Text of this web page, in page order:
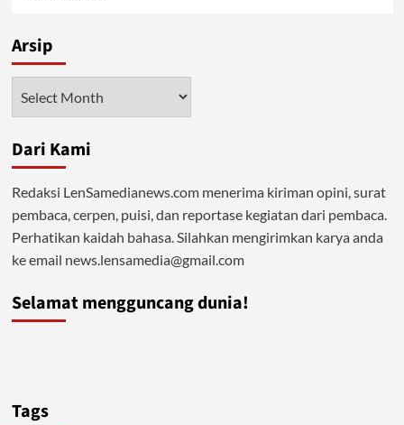
Arsip
Dari Kami
Redaksi LenSamedianews.com menerima kiriman opini, surat
pembaca, cerpen, puisi, dan reportase kegiatan dari pembaca.
Perhatikan kaidah bahasa. Silahkan mengirimkan karya anda
ke email news.lensamedia@gmail.com
Selamat mengguncang dunia!
Tags